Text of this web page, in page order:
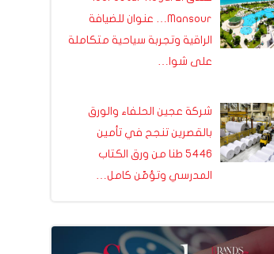
Mansour… عنوان للضيافة
الراقية وتجربة سياحية متكاملة
على شوا…
شركة عجين الحلفاء والورق
بالقصرين تنجح في تأمين
5446 طنا من ورق الكتاب
المدرسي وتؤمّن كامل…